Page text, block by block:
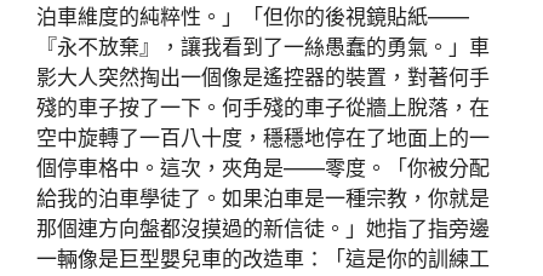
泊車維度的純粹性。」「但你的後視鏡貼紙——
『永不放棄』，讓我看到了一絲愚蠢的勇氣。」車
影大人突然掏出一個像是遙控器的裝置，對著何手
殘的車子按了一下。何手殘的車子從牆上脫落，在
空中旋轉了一百八十度，穩穩地停在了地面上的一
個停車格中。這次，夾角是——零度。「你被分配
給我的泊車學徒了。如果泊車是一種宗教，你就是
那個連方向盤都沒摸過的新信徒。」她指了指旁邊
一輛像是巨型嬰兒車的改造車：「這是你的訓練工